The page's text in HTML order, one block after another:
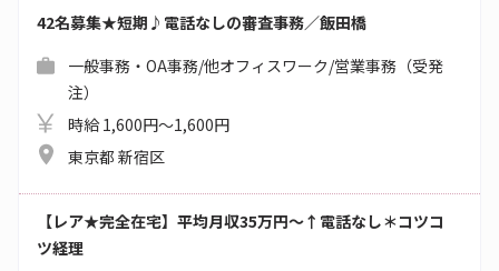
42名募集★短期♪電話なしの審査事務／飯田橋
一般事務・OA事務/他オフィスワーク/営業事務（受発
注）
時給 1,600円～1,600円
東京都 新宿区
【レア★完全在宅】平均月収35万円～↑電話なし＊コツコ
ツ経理